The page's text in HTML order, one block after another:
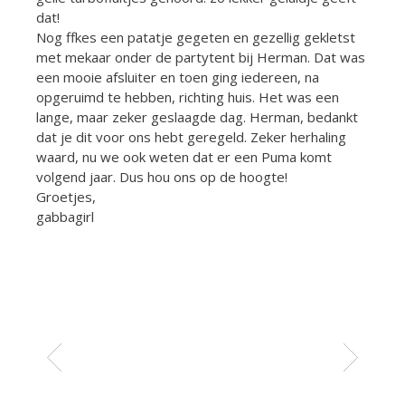
dat!
Nog ffkes een patatje gegeten en gezellig gekletst
met mekaar onder de partytent bij Herman. Dat was
een mooie afsluiter en toen ging iedereen, na
opgeruimd te hebben, richting huis. Het was een
lange, maar zeker geslaagde dag. Herman, bedankt
dat je dit voor ons hebt geregeld. Zeker herhaling
waard, nu we ook weten dat er een Puma komt
volgend jaar. Dus hou ons op de hoogte!
Groetjes,
gabbagirl